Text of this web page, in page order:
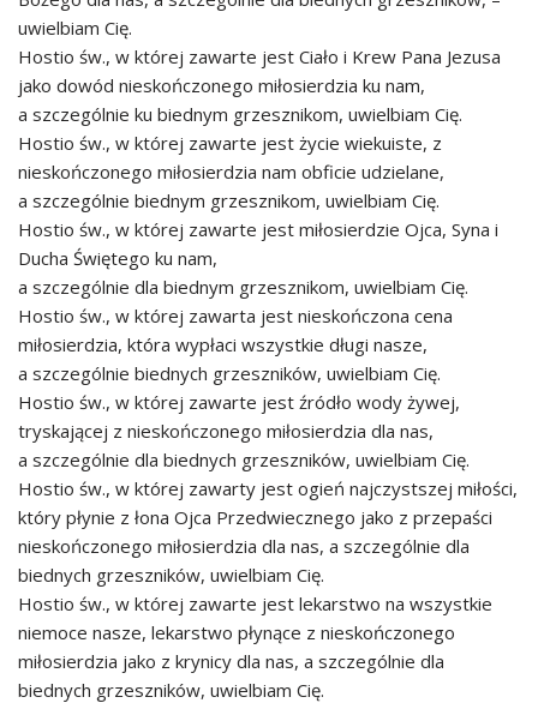
uwielbiam Cię.
Hostio św., w której zawarte jest Ciało i Krew Pana Jezusa
jako dowód nieskończonego miłosierdzia ku nam,
a szczególnie ku biednym grzesznikom, uwielbiam Cię.
Hostio św., w której zawarte jest życie wiekuiste, z
nieskończonego miłosierdzia nam obficie udzielane,
a szczególnie biednym grzesznikom, uwielbiam Cię.
Hostio św., w której zawarte jest miłosierdzie Ojca, Syna i
Ducha Świętego ku nam,
a szczególnie dla biednym grzesznikom, uwielbiam Cię.
Hostio św., w której zawarta jest nieskończona cena
miłosierdzia, która wypłaci wszystkie długi nasze,
a szczególnie biednych grzeszników, uwielbiam Cię.
Hostio św., w której zawarte jest źródło wody żywej,
tryskającej z nieskończonego miłosierdzia dla nas,
a szczególnie dla biednych grzeszników, uwielbiam Cię.
Hostio św., w której zawarty jest ogień najczystszej miłości,
który płynie z łona Ojca Przedwiecznego jako z przepaści
nieskończonego miłosierdzia dla nas, a szczególnie dla
biednych grzeszników, uwielbiam Cię.
Hostio św., w której zawarte jest lekarstwo na wszystkie
niemoce nasze, lekarstwo płynące z nieskończonego
miłosierdzia jako z krynicy dla nas, a szczególnie dla
biednych grzeszników, uwielbiam Cię.